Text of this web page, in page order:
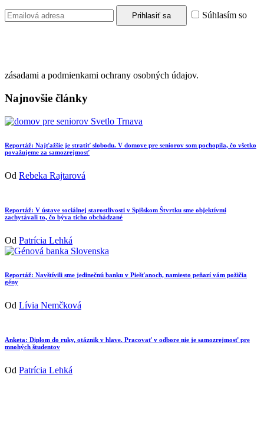
Súhlasím so
zásadami a podmienkami ochrany osobných údajov.
Najnovšie články
Reportáž: Najťažšie je stratiť slobodu. V domove pre seniorov som pochopila, čo všetko
považujeme za samozrejmosť
Od Rebeka Rajtarová
Reportáž: V ústave sociálnej starostlivosti v Spišskom Štvrtku sme objektívmi
zachytávali to, čo býva ticho obchádzané
Od Patrícia Lehká
Reportáž: Navštívili sme jedinečnú banku v Piešťanoch, namiesto peňazí vám požičia
gény
Od Lívia Nemčková
Anketa: Diplom do ruky, otáznik v hlave. Pracovať v odbore nie je samozrejmosť pre
mnohých študentov
Od Patrícia Lehká